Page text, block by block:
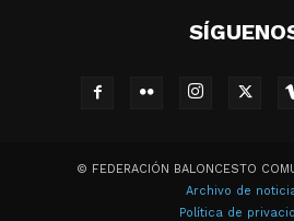
© FEDERACIÓN BALONCESTO
Archivo de
Política de